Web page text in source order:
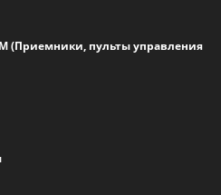
(Приемники, пульты управления